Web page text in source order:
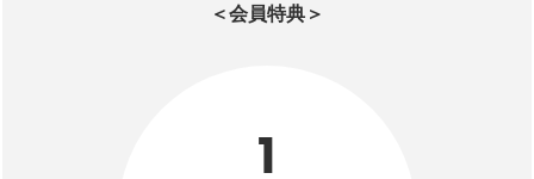
＜会員特典＞
1